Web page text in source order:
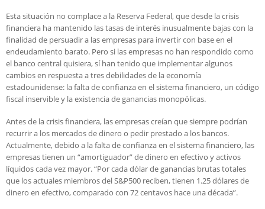
Esta situación no complace a la Reserva Federal, que desde la crisis
financiera ha mantenido las tasas de interés inusualmente bajas con la
finalidad de persuadir a las empresas para invertir con base en el
endeudamiento barato. Pero si las empresas no han respondido como
el banco central quisiera, sí han tenido que implementar algunos
cambios en respuesta a tres debilidades de la economía
estadounidense: la falta de confianza en el sistema financiero, un código
fiscal inservible y la existencia de ganancias monopólicas.
Antes de la crisis financiera, las empresas creían que siempre podrían
recurrir a los mercados de dinero o pedir prestado a los bancos.
Actualmente, debido a la falta de confianza en el sistema financiero, las
empresas tienen un “amortiguador” de dinero en efectivo y activos
líquidos cada vez mayor. “Por cada dólar de ganancias brutas totales
que los actuales miembros del S&P500 reciben, tienen 1.25 dólares de
dinero en efectivo, comparado con 72 centavos hace una década”.